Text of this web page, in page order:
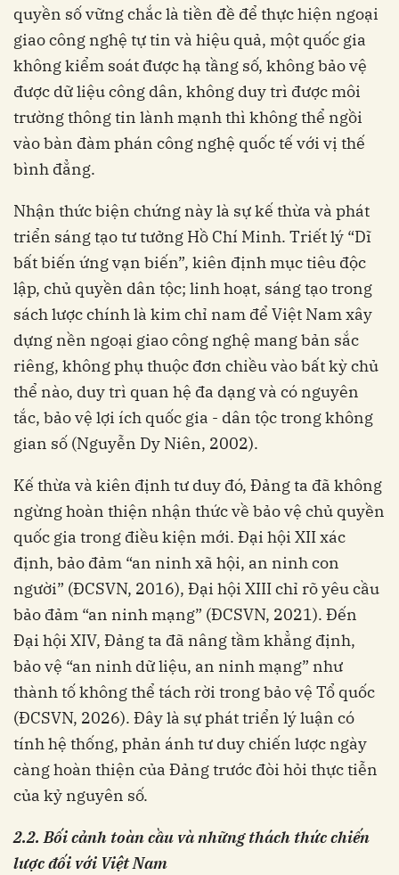
quyền số vững chắc là tiền đề để thực hiện ngoại
giao công nghệ tự tin và hiệu quả, một quốc gia
không kiểm soát được hạ tầng số, không bảo vệ
được dữ liệu công dân, không duy trì được môi
trường thông tin lành mạnh thì không thể ngồi
vào bàn đàm phán công nghệ quốc tế với vị thế
bình đẳng.
Nhận thức biện chứng này là sự kế thừa và phát
triển sáng tạo tư tưởng Hồ Chí Minh. Triết lý “Dĩ
bất biến ứng vạn biến”, kiên định mục tiêu độc
lập, chủ quyền dân tộc; linh hoạt, sáng tạo trong
sách lược chính là kim chỉ nam để Việt Nam xây
dựng nền ngoại giao công nghệ mang bản sắc
riêng, không phụ thuộc đơn chiều vào bất kỳ chủ
thể nào, duy trì quan hệ đa dạng và có nguyên
tắc, bảo vệ lợi ích quốc gia - dân tộc trong không
gian số (Nguyễn Dy Niên, 2002).
Kế thừa và kiên định tư duy đó, Đảng ta đã không
ngừng hoàn thiện nhận thức về bảo vệ chủ quyền
quốc gia trong điều kiện mới. Đại hội XII xác
định, bảo đảm “an ninh xã hội, an ninh con
người” (ĐCSVN, 2016), Đại hội XIII chỉ rõ yêu cầu
bảo đảm “an ninh mạng” (ĐCSVN, 2021). Đến
Đại hội XIV, Đảng ta đã nâng tầm khẳng định,
bảo vệ “an ninh dữ liệu, an ninh mạng” như
thành tố không thể tách rời trong bảo vệ Tổ quốc
(ĐCSVN, 2026). Đây là sự phát triển lý luận có
tính hệ thống, phản ánh tư duy chiến lược ngày
càng hoàn thiện của Đảng trước đòi hỏi thực tiễn
của kỷ nguyên số.
2.2. Bối cảnh toàn cầu và những thách thức chiến
lược đối với Việt Nam